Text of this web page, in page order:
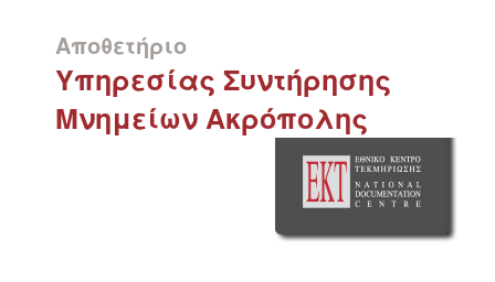
Αποθετήριο
Υπηρεσίας Συντήρησης
Μνημείων Ακρόπολης